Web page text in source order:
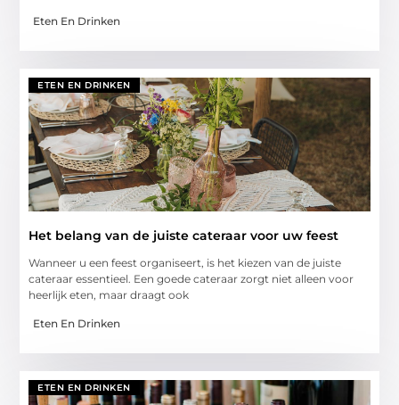
Eten En Drinken
ETEN EN DRINKEN
Het belang van de juiste cateraar voor uw feest
Wanneer u een feest organiseert, is het kiezen van de juiste
cateraar essentieel. Een goede cateraar zorgt niet alleen voor
heerlijk eten, maar draagt ook
Eten En Drinken
ETEN EN DRINKEN